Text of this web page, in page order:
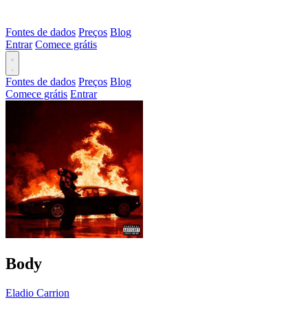
Fontes de dados Preços Blog
Entrar Comece grátis
Fontes de dados Preços Blog
Comece grátis Entrar
Body
Eladio Carrion